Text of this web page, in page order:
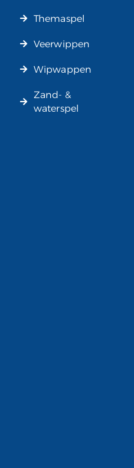
Themaspel
Veerwippen
Wipwappen
Zand- &
waterspel